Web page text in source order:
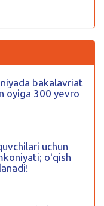
bakalavriat
oyiga 300 yevro
uchun
oʻqish